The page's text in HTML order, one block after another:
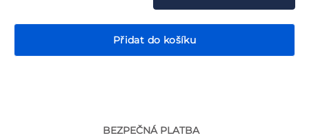
Přidat do košíku
BEZPEČNÁ PLATBA